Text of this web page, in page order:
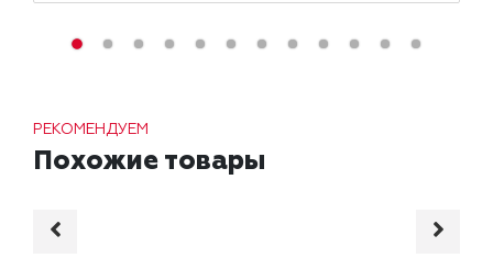
РЕКОМЕНДУЕМ
Похожие товары